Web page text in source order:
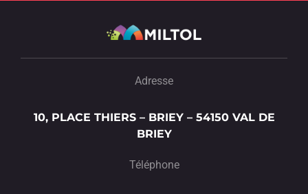
Adresse
10, PLACE THIERS – BRIEY – 54150 VAL DE
BRIEY
Téléphone